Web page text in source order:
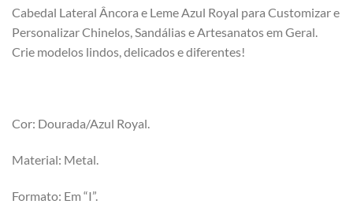
Cabedal Lateral Âncora e Leme Azul Royal para Customizar e
Personalizar Chinelos, Sandálias e Artesanatos em Geral.
Crie modelos lindos, delicados e diferentes!
Cor: Dourada/Azul Royal.
Material: Metal.
Formato: Em “I”.